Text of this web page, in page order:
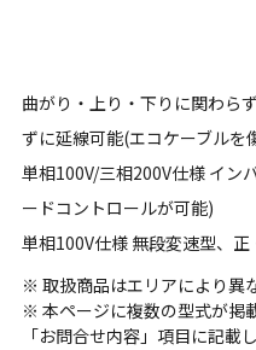
曲がり・上り・下りに関わら
ずに延線可能(エコケーブル
単相100V/三相200V仕様 イン
ードコントロールが可能)
単相100V仕様 無段変速型、
※ 取扱商品はエリアにより異
※ 本ページに複数の型式が掲
「お問合せ内容」項目に記載